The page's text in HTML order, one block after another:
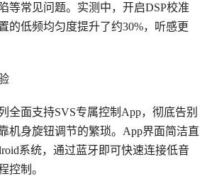
等常见问题。实测中，开启DSP校准
的低频均匀度提升了约30%，听感更
全面支持SVS专属控制App，彻底告别
机身旋钮调节的繁琐。App界面简洁直
系统，通过蓝牙即可快速连接低音
控制。